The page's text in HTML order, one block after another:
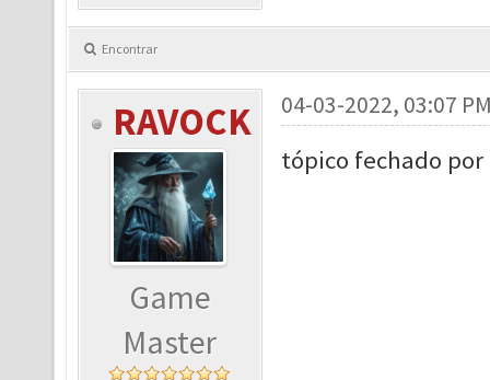
Encontrar
RAVOCK
Game
Master
04-03-2022, 03:07
tópico fechado